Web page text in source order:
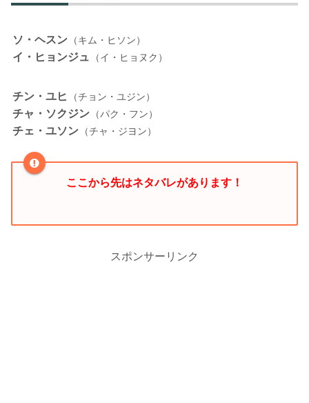
ソ・ヘスン （キム・ヒソン）
イ・ヒョンジュ （イ・ヒョヌク）
チン・ユヒ （チョン・ユジン）
チャ・ソクジン （パク・フン）
チェ・ユソン （チャ・ジヨン）
ここから先はネタバレがあります！
スポンサーリンク